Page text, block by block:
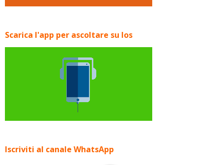
Scarica l'app per ascoltare su Ios
Iscriviti al canale WhatsApp